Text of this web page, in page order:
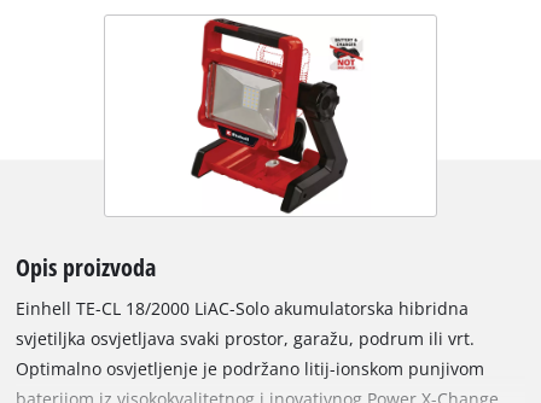
Opis proizvoda
Einhell TE-CL 18/2000 LiAC-Solo akumulatorska hibridna
svjetiljka osvjetljava svaki prostor, garažu, podrum ili vrt.
Optimalno osvjetljenje je podržano litij-ionskom punjivom